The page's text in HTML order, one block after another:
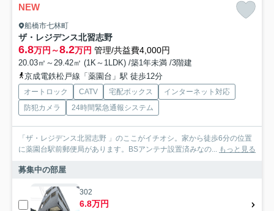
NEW
船橋市七林町
ザ・レジデンス北習志野
6.8万円～8.2万円 管理/共益費4,000円
20.03㎡～29.42㎡ (1K～1LDK) /築1年未満 /3階建
京成電鉄松戸線「薬園台」駅 徒歩12分
オートロック CATV 宅配ボックス
インターネット対応
防犯カメラ
24時間緊急通報システム
「ザ・レジデンス北習志野 」のここがイチオシ。家から徒歩6分の位置
に薬園台駅前郵便局があります。BSアンテナ設置済みなの... もっと見る
募集中の部屋
302
6.8万円